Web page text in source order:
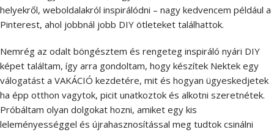
helyekről, weboldalakról inspirálódni – nagy kedvencem például a
Pinterest, ahol jobbnál jobb DIY ötleteket találhattok.
Nemrég az odalt böngésztem és rengeteg inspiráló nyári DIY
képet találtam, így arra gondoltam, hogy készítek Nektek egy
válogatást a VAKÁCIÓ kezdetére, mit és hogyan ügyeskedjetek
ha épp otthon vagytok, picit unatkoztok és alkotni szeretnétek.
Próbáltam olyan dolgokat hozni, amiket egy kis
leleményességgel és újrahasznosítással meg tudtok csinálni